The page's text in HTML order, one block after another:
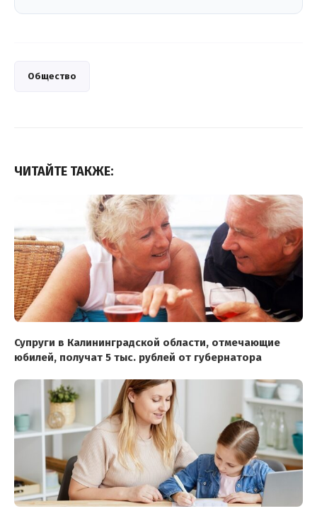
Общество
ЧИТАЙТЕ ТАКЖЕ:
Супруги в Калининградской области, отмечающие
юбилей, получат 5 тыс. рублей от губернатора